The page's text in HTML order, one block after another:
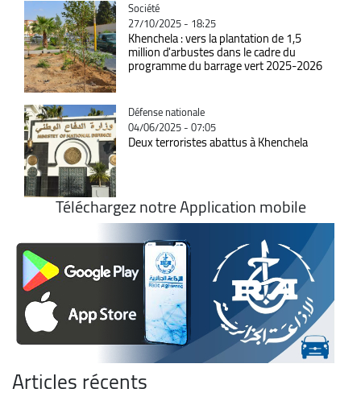
Catégorie
Société
27/10/2025 - 18:25
Khenchela : vers la plantation de 1,5
million d'arbustes dans le cadre du
programme du barrage vert 2025-2026
Catégorie
Défense nationale
04/06/2025 - 07:05
Deux terroristes abattus à Khenchela
Téléchargez notre Application mobile
Articles récents